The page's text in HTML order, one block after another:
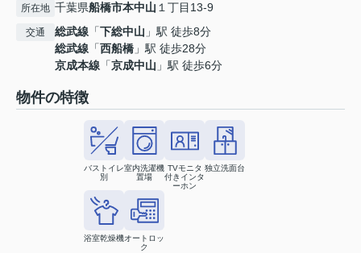
所在地 千葉県船橋市本中山 １丁目13-9
交通 総武線 「下総中山 」駅 徒歩8分
総武線 「西船橋 」駅 徒歩28分
京成本線 「京成中山 」駅 徒歩6分
物件の特徴
バストイレ
別
室内洗濯機
置場
TVモニタ
付きインタ
ーホン
独立洗面台
浴室乾燥機オートロッ
ク